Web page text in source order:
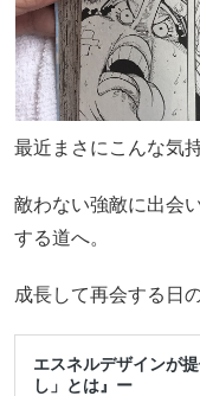
最近まさにこんな気持
敵わない強敵に出会
する道へ。
成長して再会する日